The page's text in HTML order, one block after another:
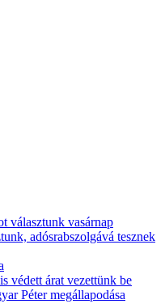
választunk vasárnap
adósrabszolgává tesznek
védett árat vezettünk be
Péter megállapodása